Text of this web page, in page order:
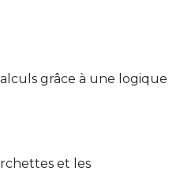
grâce à une logique
et les